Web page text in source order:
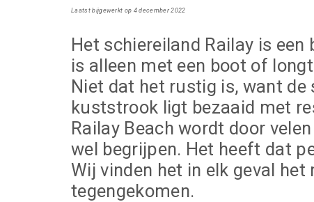
Laatst bijgewerkt op 4 december 2022
Het schiereiland Railay is
is alleen met een boot of
Niet dat het rustig is, want de
kuststrook ligt bezaaid met
Railay Beach wordt door
wel begrijpen. Het heeft dat
Wij vinden het in elk geval
tegengekomen.